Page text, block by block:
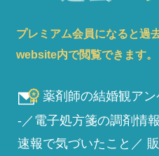
プレミアム会員になると過
website内で閲覧できます。
薬剤師の結婚観ア
-／電子処方箋の調剤情
速報で気づいたこと／